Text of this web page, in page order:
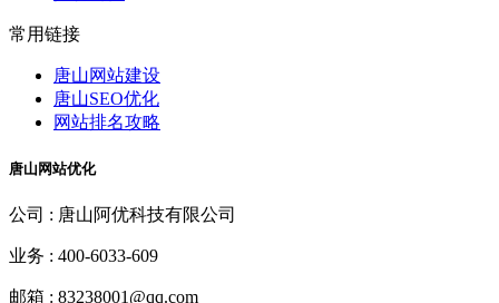
常用链接
唐山网站建设
唐山SEO优化
网站排名攻略
唐山网站优化
公司 : 唐山阿优科技有限公司
业务 : 400-6033-609
邮箱 : 83238001@qq.com